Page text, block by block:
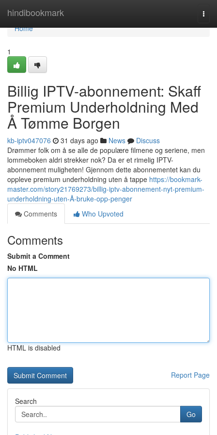
hindibookmark
Home
Home
1
Billig IPTV-abonnement: Skaff
Premium Underholdning Med
Å Tømme Borgen
kb-iptv047076 31 days ago News
Discuss
Drømmer folk om å se alle de populære filmene og seriene, men
lommeboken aldri strekker nok? Da er et rimelig IPTV-
abonnement muligheten! Gjennom dette abonnementet kan du
oppleve premium underholdning uten å tappe https://bookmark-
master.com/story21769273/billig-iptv-abonnement-nyt-premium-
underholdning-uten-Å-bruke-opp-penger
Comments
Who Upvoted
Comments
Submit a Comment
No HTML
HTML is disabled
Report Page
Search
Go